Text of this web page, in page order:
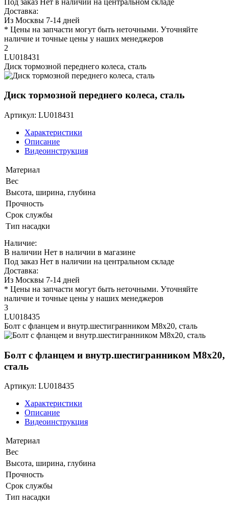
Доставка:
Из Москвы 7-14 дней
* Цены на запчасти могут быть неточными. Уточняйте
наличие и точные цены у наших менеджеров
2
LU018431
Диск тормозной переднего колеса, сталь
Диск тормозной переднего колеса, сталь
Артикул: LU018431
Характеристики
Описание
Видеоинструкция
Материал
Вес
Высота, ширина, глубина
Прочность
Срок службы
Тип насадки
Наличие:
В наличии Нет в наличии в магазине
Под заказ Нет в наличии на центральном складе
Доставка:
Из Москвы 7-14 дней
* Цены на запчасти могут быть неточными. Уточняйте
наличие и точные цены у наших менеджеров
3
LU018435
Болт с фланцем и внутр.шестигранником М8х20, сталь
Болт с фланцем и внутр.шестигранником М8х20,
сталь
Артикул: LU018435
Характеристики
Описание
Видеоинструкция
Материал
Вес
Высота, ширина, глубина
Прочность
Срок службы
Тип насадки